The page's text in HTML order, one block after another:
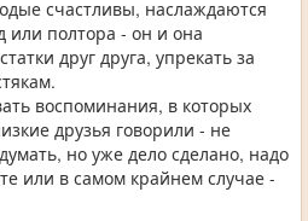
счастливы, наслаждаются
или полтора - он и она
друг друга, упрекать за
воспоминания, в которых
друзья говорили - не
но уже дело сделано, надо
или в самом крайнем случае -